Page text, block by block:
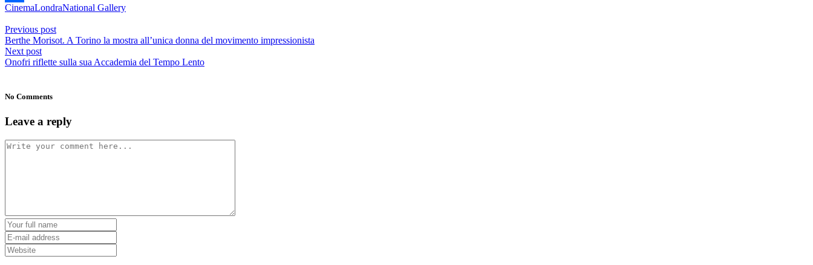
Condividi
CinemaLondraNational Gallery
Previous post
Berthe Morisot. A Torino la mostra all’unica donna del movimento impressionista
Next post
Onofri riflette sulla sua Accademia del Tempo Lento
No Comments
Leave a reply